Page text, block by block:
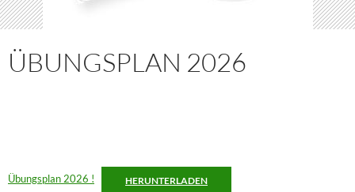
ÜBUNGSPLAN 2026
Übungsplan 2026 ! HERUNTERLADEN